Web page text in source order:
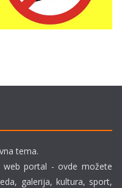
tema.
web portal - ovde možete
galerija, kultura, sport,